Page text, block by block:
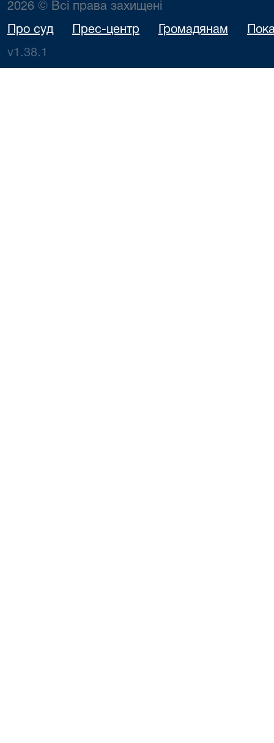
2026 © Всі права захищені
Про суд Прес-центр Громадянам
v1.38.1